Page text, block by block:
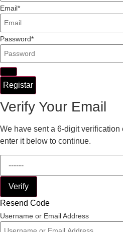
Email
Password
Registar
Verify Your Email
We have sent a 6-digit
enter it below to continue.
Verify
Resend Code
Username or Email Address